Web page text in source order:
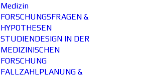
Medizin
FORSCHUNGSFRAGEN &
HYPOTHESEN
STUDIENDESIGN IN DER
MEDIZINISCHEN
FORSCHUNG
FALLZAHLPLANUNG &